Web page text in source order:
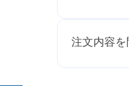
注文内容を